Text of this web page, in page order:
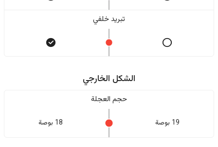
تبريد خلفي
الشكل الخارجي
حجم العجلة
19 بوصة 18 بوصة